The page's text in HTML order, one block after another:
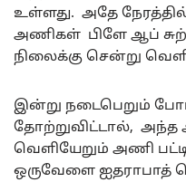
உள்ளது. அதே
அணிகள் பிளே ஆப்
நிலைக்கு சென்று
இன்று நடைபெறும்
தோற்றுவிட்டால், அந்த
வெளியேறும் அணி
ஒருவேளை ஐதராபாத்